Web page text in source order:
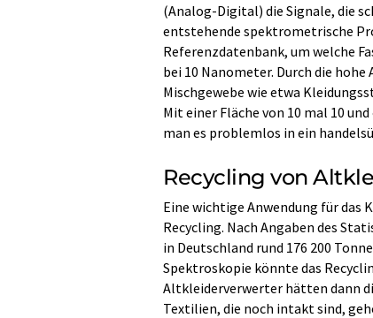
(Analog-Digital) die Signale, die
entstehende spektrometrische
Referenzdatenbank, um welche
bei 10 Nanometer. Durch die
Mischgewebe wie etwa
Mit einer Fläche von 10 mal 10
man es problemlos in ein
Recycling von
Eine wichtige Anwendung für
Recycling. Nach Angaben des
in Deutschland rund 176 200
Spektroskopie könnte das
Altkleiderverwerter hätten dann
Textilien, die noch intakt sind,